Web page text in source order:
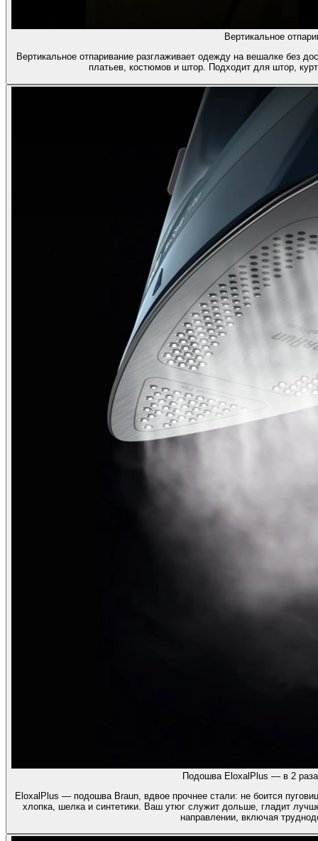
Вертикальное
Вертикальное отпаривание разглаживает одежду на вешалке без
платьев, костюмов и штор. Подходит для штор,
Подошва EloxalPlus — в 2 раза
EloxalPlus — подошва Braun, вдвое прочнее стали: не боится
хлопка, шелка и синтетики. Ваш утюг служит дольше, гладит
направлении, включая